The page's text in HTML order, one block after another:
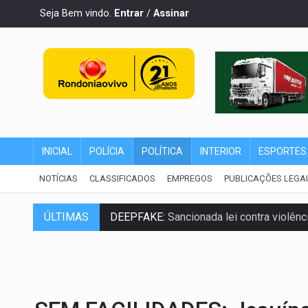
Seja Bem vindo. Entrar / Assinar
INICIAL POLÍCIA POLÍTICA INTERIOR ESPORTES
NOTÍCIAS CLASSIFICADOS EMPREGOS PUBLICAÇÕES
ÚLTIMAS DEEPFAKE: Sancionada lei contra
ENCONTRO: Amazônia Negra ganha